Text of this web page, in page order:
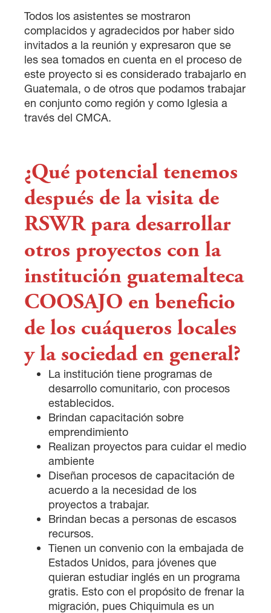
Todos los asistentes se mostraron
complacidos y agradecidos por haber sido
invitados a la reunión y expresaron que se
les sea tomados en cuenta en el proceso de
este proyecto si es considerado trabajarlo en
Guatemala, o de otros que podamos trabajar
en conjunto como región y como Iglesia a
través del CMCA.
¿Qué potencial tenemos
después de la visita de
RSWR para desarrollar
otros proyectos con la
institución guatemalteca
COOSAJO en beneficio
de los cuáqueros locales
y la sociedad en general?
La institución tiene programas de
desarrollo comunitario, con procesos
establecidos.
Brindan capacitación sobre
emprendimiento
Realizan proyectos para cuidar el medio
ambiente
Diseñan procesos de capacitación de
acuerdo a la necesidad de los
proyectos a trabajar.
Brindan becas a personas de escasos
recursos.
Tienen un convenio con la embajada de
Estados Unidos, para jóvenes que
quieran estudiar inglés en un programa
gratis. Esto con el propósito de frenar la
migración, pues Chiquimula es un